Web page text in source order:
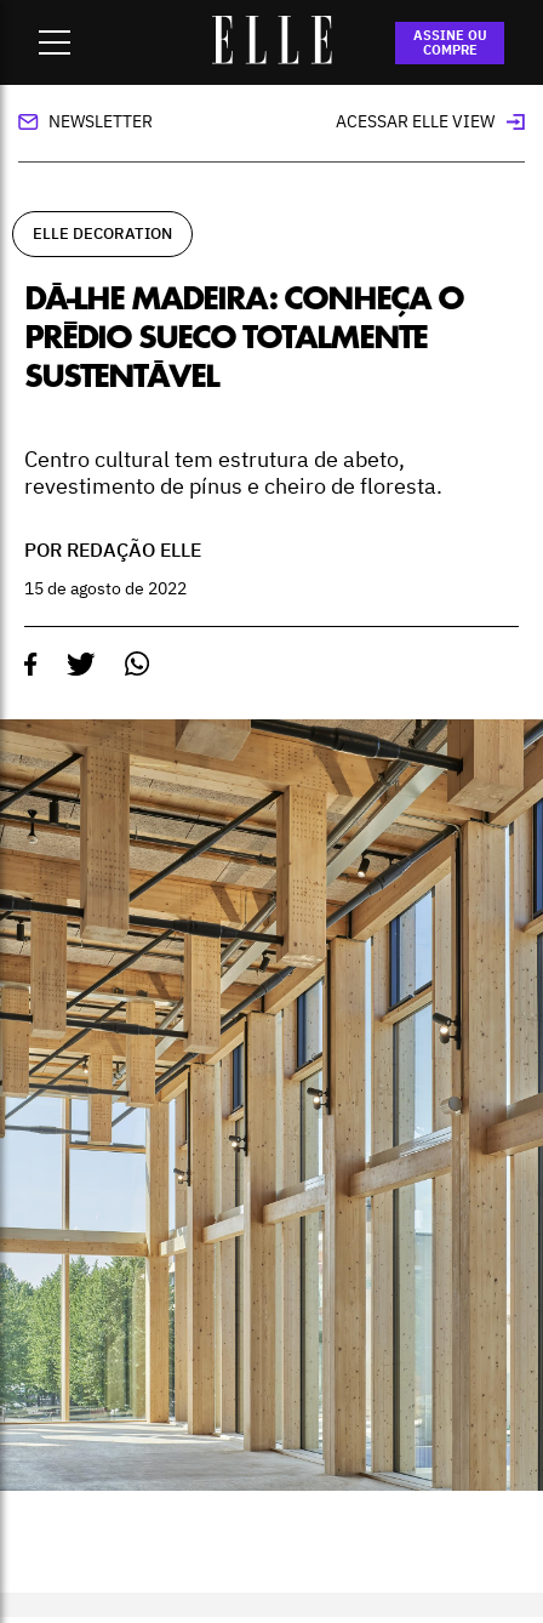
ASSINE OU
COMPRE
-Dá-lhe madeira: conheça o prédio
sueco totalmente sustentável
NEWSLETTER ACESSAR ELLE VIEW
ELLE DECORATION
DÁ-LHE MADEIRA: CONHEÇA O
PRÉDIO SUECO TOTALMENTE
SUSTENTÁVEL
Centro cultural tem estrutura de abeto,
revestimento de pínus e cheiro de floresta.
POR REDAÇÃO ELLE
15 de agosto de 2022